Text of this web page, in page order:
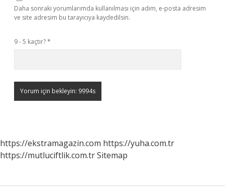
Daha sonraki yorumlarımda kullanılması için adım, e-posta adresim
ve site adresim bu tarayıcıya kaydedilsin.
9 - 5 kaçtır?*
https://ekstramagazin.com https://yuha.com.tr
https://mutluciftlik.com.trSitemap